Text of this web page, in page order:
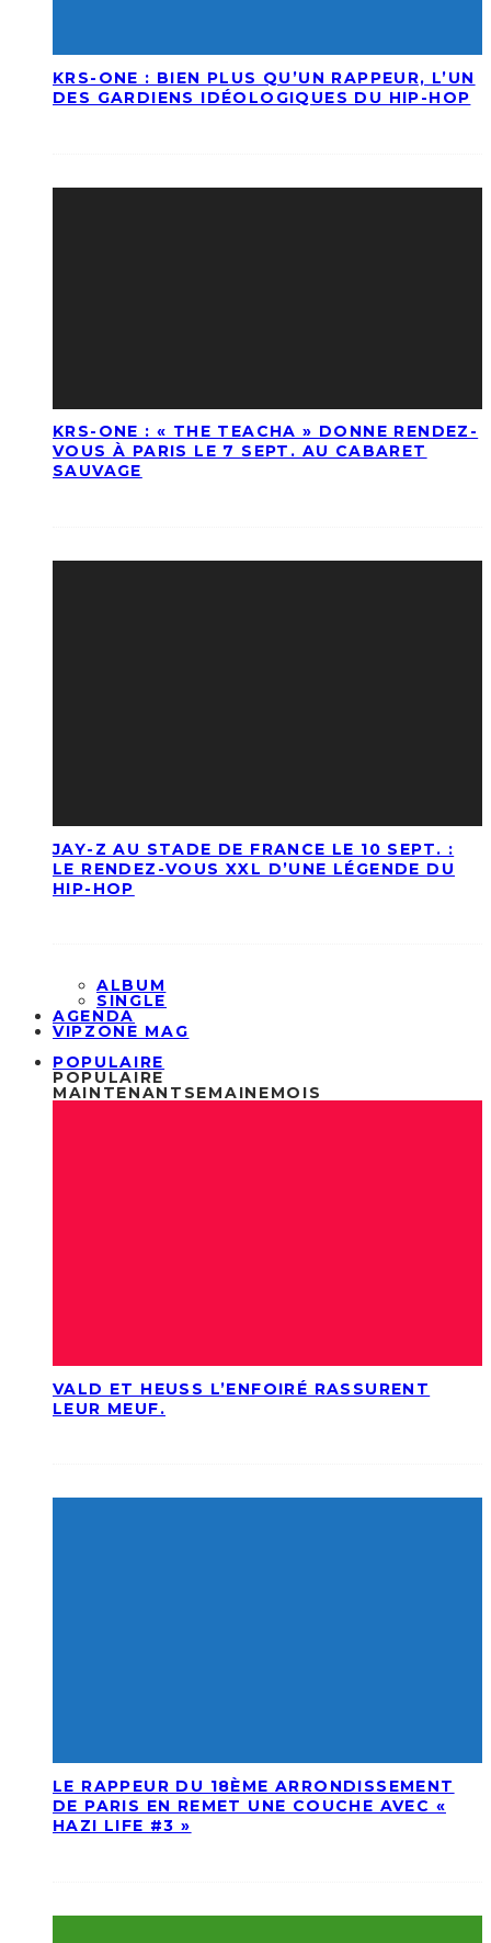
KRS-ONE : BIEN PLUS QU’UN RAPPEUR, L’UN
DES GARDIENS IDÉOLOGIQUES DU HIP-HOP
KRS-ONE : « THE TEACHA » DONNE RENDEZ-
VOUS À PARIS LE 7 SEPT. AU CABARET
SAUVAGE
JAY-Z AU STADE DE FRANCE LE 10 SEPT. :
LE RENDEZ-VOUS XXL D’UNE LÉGENDE DU
HIP-HOP
ALBUM
SINGLE
AGENDA
VIPZONE MAG
POPULAIRE
POPULAIRE
MAINTENANT SEMAINEMOIS
VALD ET HEUSS L’ENFOIRÉ RASSURENT
LEUR MEUF.
LE RAPPEUR DU 18ÈME ARRONDISSEMENT
DE PARIS EN REMET UNE COUCHE AVEC «
HAZI LIFE #3 »